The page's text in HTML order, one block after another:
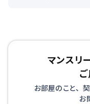
マンスリ
お部屋のこと、
お